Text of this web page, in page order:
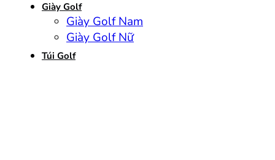
Giày Golf
Giày Golf Nam
Giày Golf Nữ
Túi Golf